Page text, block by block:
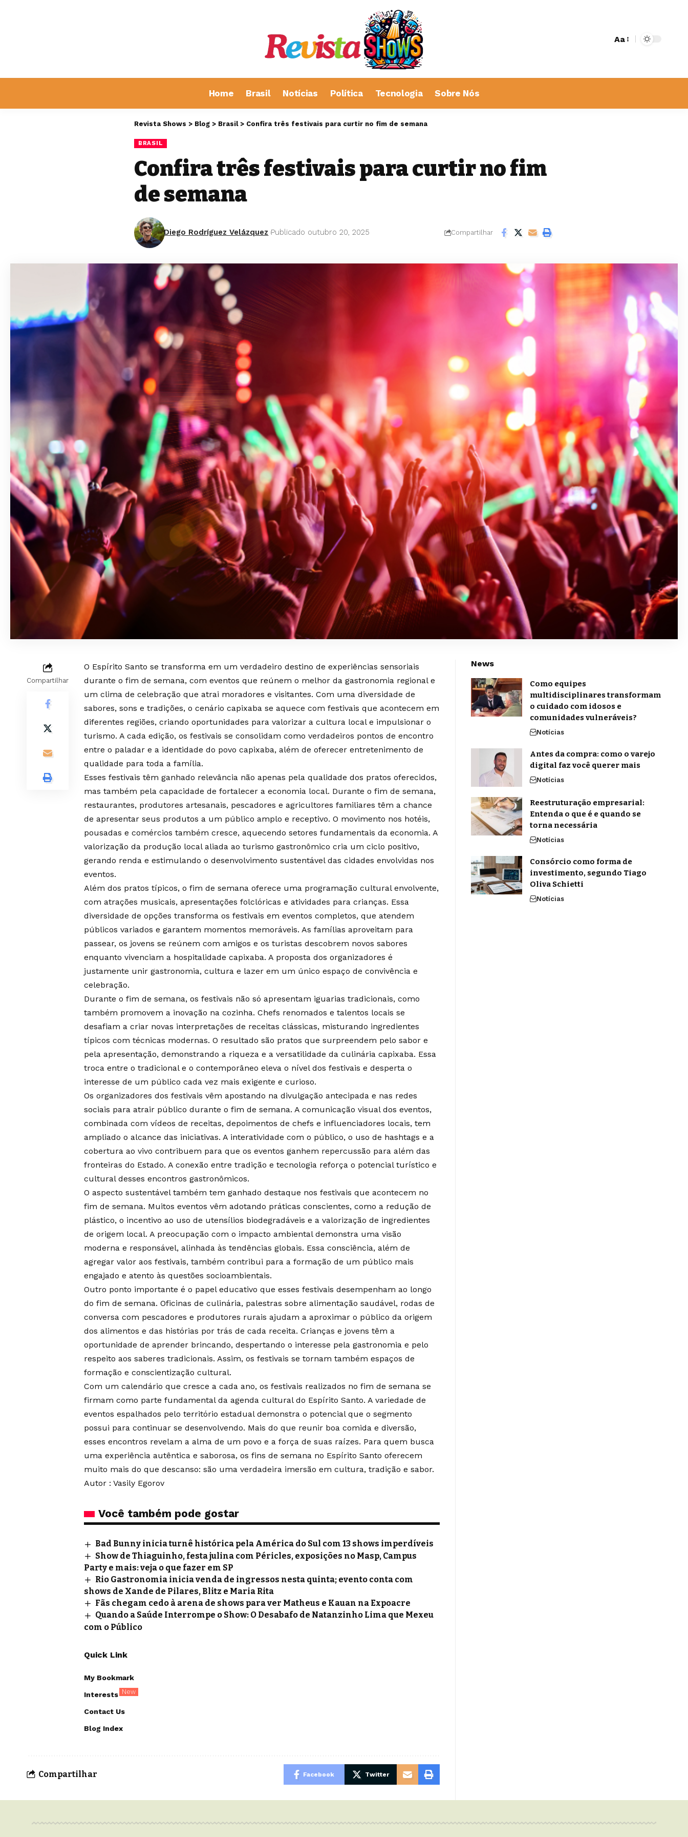
Aa
Home Brasil Notícias Política Tecnologia Sobre Nós
Revista Shows > Blog > Brasil> Confira três festivais para curtir no fim de semana
BRASIL
Confira três festivais para curtir no fim
de semana
Diego Rodríguez Velázquez Publicado outubro 20, 2025 Compartilhar
Compartilhar
O Espírito Santo se transforma em um verdadeiro destino de experiências sensoriais
durante o fim de semana, com eventos que reúnem o melhor da gastronomia regional e
um clima de celebração que atrai moradores e visitantes. Com uma diversidade de
sabores, sons e tradições, o cenário capixaba se aquece com festivais que acontecem em
diferentes regiões, criando oportunidades para valorizar a cultura local e impulsionar o
turismo. A cada edição, os festivais se consolidam como verdadeiros pontos de encontro
entre o paladar e a identidade do povo capixaba, além de oferecer entretenimento de
qualidade para toda a família.
Esses festivais têm ganhado relevância não apenas pela qualidade dos pratos oferecidos,
mas também pela capacidade de fortalecer a economia local. Durante o fim de semana,
restaurantes, produtores artesanais, pescadores e agricultores familiares têm a chance
de apresentar seus produtos a um público amplo e receptivo. O movimento nos hotéis,
pousadas e comércios também cresce, aquecendo setores fundamentais da economia. A
valorização da produção local aliada ao turismo gastronômico cria um ciclo positivo,
gerando renda e estimulando o desenvolvimento sustentável das cidades envolvidas nos
eventos.
Além dos pratos típicos, o fim de semana oferece uma programação cultural envolvente,
com atrações musicais, apresentações folclóricas e atividades para crianças. Essa
diversidade de opções transforma os festivais em eventos completos, que atendem
públicos variados e garantem momentos memoráveis. As famílias aproveitam para
passear, os jovens se reúnem com amigos e os turistas descobrem novos sabores
enquanto vivenciam a hospitalidade capixaba. A proposta dos organizadores é
justamente unir gastronomia, cultura e lazer em um único espaço de convivência e
celebração.
Durante o fim de semana, os festivais não só apresentam iguarias tradicionais, como
também promovem a inovação na cozinha. Chefs renomados e talentos locais se
desafiam a criar novas interpretações de receitas clássicas, misturando ingredientes
típicos com técnicas modernas. O resultado são pratos que surpreendem pelo sabor e
pela apresentação, demonstrando a riqueza e a versatilidade da culinária capixaba. Essa
troca entre o tradicional e o contemporâneo eleva o nível dos festivais e desperta o
interesse de um público cada vez mais exigente e curioso.
Os organizadores dos festivais vêm apostando na divulgação antecipada e nas redes
sociais para atrair público durante o fim de semana. A comunicação visual dos eventos,
combinada com vídeos de receitas, depoimentos de chefs e influenciadores locais, tem
ampliado o alcance das iniciativas. A interatividade com o público, o uso de hashtags e a
cobertura ao vivo contribuem para que os eventos ganhem repercussão para além das
fronteiras do Estado. A conexão entre tradição e tecnologia reforça o potencial turístico e
cultural desses encontros gastronômicos.
O aspecto sustentável também tem ganhado destaque nos festivais que acontecem no
fim de semana. Muitos eventos vêm adotando práticas conscientes, como a redução de
plástico, o incentivo ao uso de utensílios biodegradáveis e a valorização de ingredientes
de origem local. A preocupação com o impacto ambiental demonstra uma visão
moderna e responsável, alinhada às tendências globais. Essa consciência, além de
agregar valor aos festivais, também contribui para a formação de um público mais
engajado e atento às questões socioambientais.
Outro ponto importante é o papel educativo que esses festivais desempenham ao longo
do fim de semana. Oficinas de culinária, palestras sobre alimentação saudável, rodas de
conversa com pescadores e produtores rurais ajudam a aproximar o público da origem
dos alimentos e das histórias por trás de cada receita. Crianças e jovens têm a
oportunidade de aprender brincando, despertando o interesse pela gastronomia e pelo
respeito aos saberes tradicionais. Assim, os festivais se tornam também espaços de
formação e conscientização cultural.
Com um calendário que cresce a cada ano, os festivais realizados no fim de semana se
firmam como parte fundamental da agenda cultural do Espírito Santo. A variedade de
eventos espalhados pelo território estadual demonstra o potencial que o segmento
possui para continuar se desenvolvendo. Mais do que reunir boa comida e diversão,
esses encontros revelam a alma de um povo e a força de suas raízes. Para quem busca
uma experiência autêntica e saborosa, os fins de semana no Espírito Santo oferecem
muito mais do que descanso: são uma verdadeira imersão em cultura, tradição e sabor.
Autor : Vasily Egorov
Você também pode gostar
Bad Bunny inicia turnê histórica pela América do Sul com 13 shows imperdíveis
Show de Thiaguinho, festa julina com Péricles, exposições no Masp, Campus
Party e mais: veja o que fazer em SP
Rio Gastronomia inicia venda de ingressos nesta quinta; evento conta com
shows de Xande de Pilares, Blitz e Maria Rita
Fãs chegam cedo à arena de shows para ver Matheus e Kauan na Expoacre
Quando a Saúde Interrompe o Show: O Desabafo de Natanzinho Lima que Mexeu
com o Público
Quick Link
My Bookmark
Interests New
Contact Us
Blog Index
Compartilhar Facebook Twitter
News
Como equipes
multidisciplinares transformam
o cuidado com idosos e
comunidades vulneráveis?
Notícias
Antes da compra: como o varejo
digital faz você querer mais
Notícias
Reestruturação empresarial:
Entenda o que é e quando se
torna necessária
Notícias
Consórcio como forma de
investimento, segundo Tiago
Oliva Schietti
Notícias